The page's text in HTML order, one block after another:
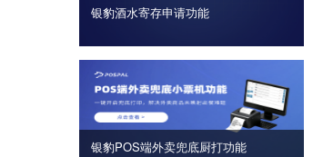
银豹酒水寄存申请功能
银豹POS端外卖兜底厨打功能